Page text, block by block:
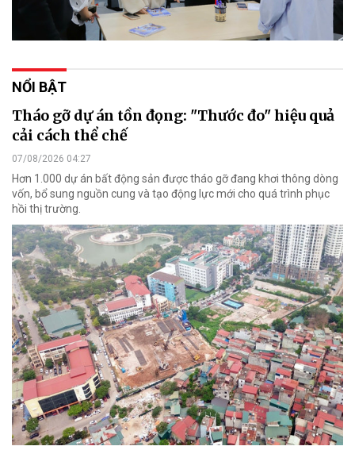
NỔI BẬT
Tháo gỡ dự án tồn đọng: "Thước đo" hiệu quả
cải cách thể chế
07/08/2026 04:27
Hơn 1.000 dự án bất động sản được tháo gỡ đang khơi thông dòng
vốn, bổ sung nguồn cung và tạo động lực mới cho quá trình phục
hồi thị trường.